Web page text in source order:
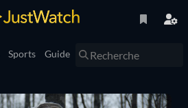
Sports Guide